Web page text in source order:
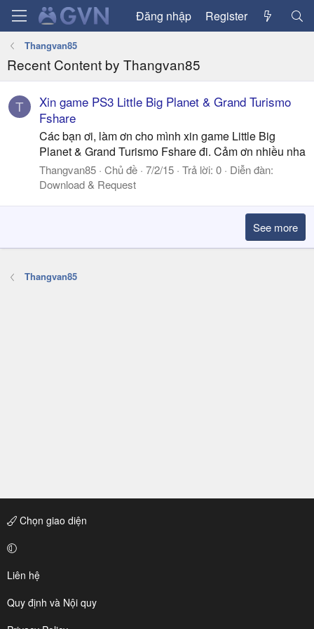
Đăng nhập Register
Thangvan85
Recent Content by Thangvan85
T
Xin game PS3 Little Big Planet & Grand Turismo
Fshare
Các bạn ơi, làm ơn cho mình xin game Little Big
Planet & Grand Turismo Fshare đi. Cảm ơn nhiều nha
Thangvan85 Chủ đề 7/2/15 Trả lời: 0
Diễn đàn:
Download & Request
See more
Thangvan85
Chọn giao diện
Liên hệ
Quy định và Nội quy